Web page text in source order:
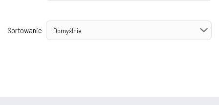
Sortowanie